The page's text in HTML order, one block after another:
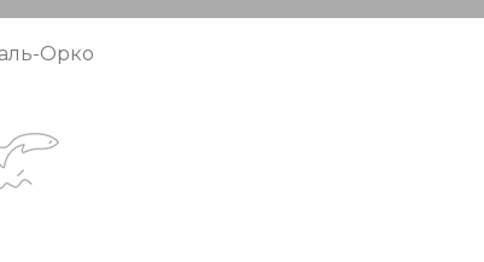
Орко